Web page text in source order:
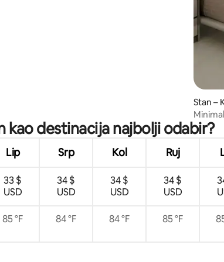
Stan –
pik
kao destinacija najbolji odabir?
Lip Srp Kol Ruj
33 $
USD
34 $
USD
34 $
USD
34 $
USD
85 °F 84 °F 84 °F 85 °F